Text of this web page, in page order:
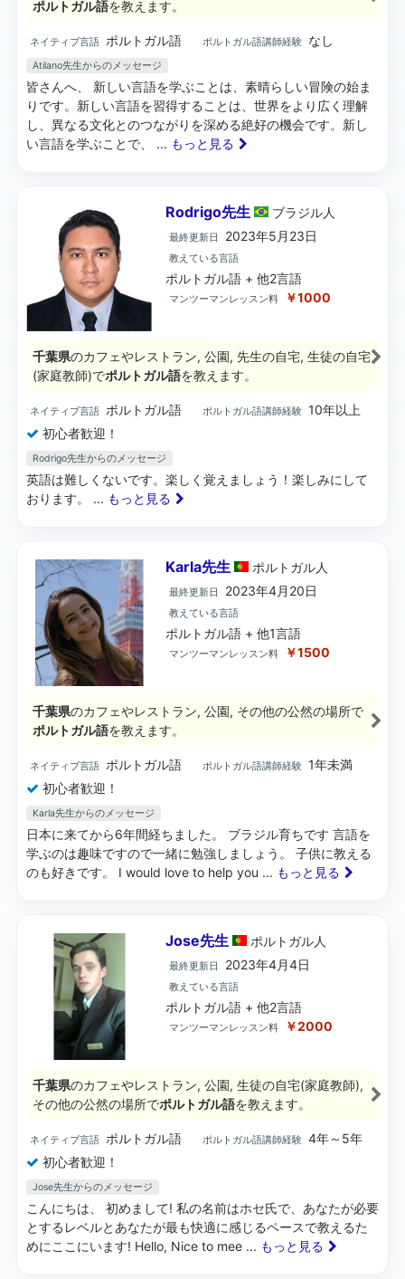
ポルトガル語を教えます。
ネイティブ言語 ポルトガル語 ポルトガル語講師経験 なし
Atilano先生からのメッセージ
皆さんへ、 新しい言語を学ぶことは、素晴らしい冒険の始ま
りです。新しい言語を習得することは、世界をより広く理解
し、異なる文化とのつながりを深める絶好の機会です。新し
い言語を学ぶことで、 ... もっと見る
Rodrigo先生 ブラジル人
最終更新日 2023年5月23日
教えている言語
ポルトガル語 + 他2言語
マンツーマンレッスン料 ￥1000
千葉県のカフェやレストラン, 公園, 先生の自宅, 生徒の自宅
(家庭教師)でポルトガル語を教えます。
ネイティブ言語 ポルトガル語 ポルトガル語講師経験 10年以上
初心者歓迎！
Rodrigo先生からのメッセージ
英語は難しくないです。楽しく覚えましょう！楽しみにして
おります。 ... もっと見る
Karla先生 ポルトガル人
最終更新日 2023年4月20日
教えている言語
ポルトガル語 + 他1言語
マンツーマンレッスン料 ￥1500
千葉県のカフェやレストラン, 公園, その他の公然の場所で
ポルトガル語を教えます。
ネイティブ言語 ポルトガル語 ポルトガル語講師経験 1年未満
初心者歓迎！
Karla先生からのメッセージ
日本に来てから6年間経ちました。 ブラジル育ちです 言語を
学ぶのは趣味ですので一緒に勉強しましょう。 子供に教える
のも好きです。 I would love to help you ... もっと見る
Jose先生 ポルトガル人
最終更新日 2023年4月4日
教えている言語
ポルトガル語 + 他2言語
マンツーマンレッスン料 ￥2000
千葉県のカフェやレストラン, 公園, 生徒の自宅(家庭教師),
その他の公然の場所でポルトガル語を教えます。
ネイティブ言語 ポルトガル語 ポルトガル語講師経験 4年～5年
初心者歓迎！
Jose先生からのメッセージ
こんにちは、 初めまして! 私の名前はホセ氏で、あなたが必要
とするレベルとあなたが最も快適に感じるペースで教えるた
めにここにいます! Hello, Nice to mee ... もっと見る